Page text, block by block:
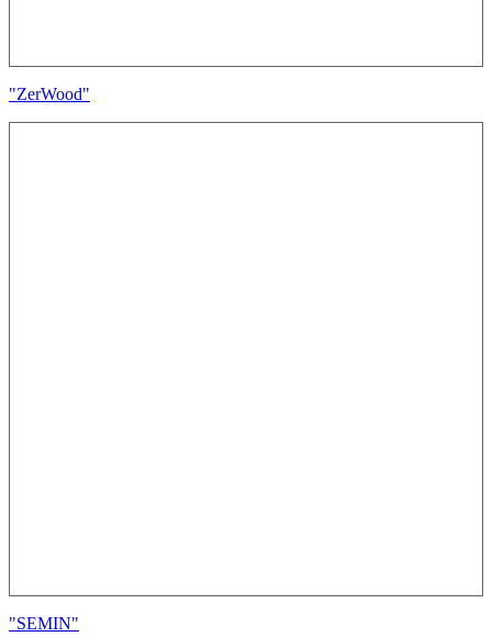
"ZerWood"
"SEMIN"